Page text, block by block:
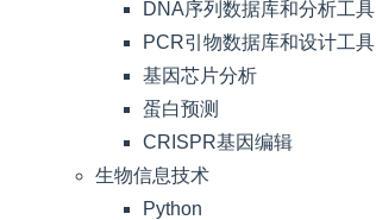
DNA序列数据库和分析工具
PCR引物数据库和设计工具
基因芯片分析
蛋白预测
CRISPR基因编辑
生物信息技术
Python